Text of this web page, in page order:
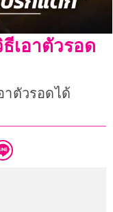
เอาตัวรอด
าตัวรอดได้